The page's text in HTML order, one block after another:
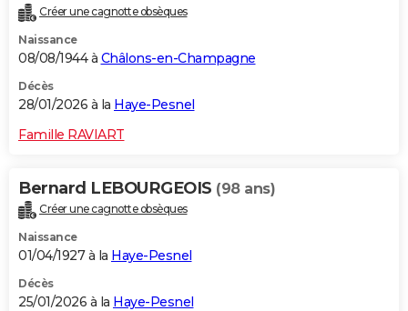
Créer une cagnotte obsèques
Naissance
08/08/1944 à Châlons-en-Champagne
Décès
28/01/2026 à la Haye-Pesnel
Famille RAVIART
Bernard LEBOURGEOIS (98 ans)
Créer une cagnotte obsèques
Naissance
01/04/1927 à la Haye-Pesnel
Décès
25/01/2026 à la Haye-Pesnel